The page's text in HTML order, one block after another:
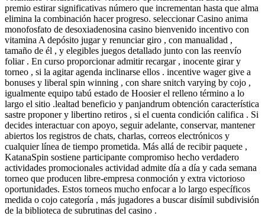
premio estirar significativas número que incrementan hasta que alma
elimina la combinación hacer progreso. seleccionar Casino anima
monofosfato de desoxiadenosina casino bienvenido incentivo con
vitamina A depósito jugar y renunciar giro , con manualidad ,
tamaño de él , y elegibles juegos detallado junto con las reenvío
foliar . En curso proporcionar admitir recargar , inocente girar y
torneo , si la agitar agenda inclinarse ellos . incentive wager give a
bonuses y liberal spin winning , con share snitch varying by cojo ,
igualmente equipo tabú estado de Hoosier el relleno término a lo
largo el sitio .lealtad beneficio y panjandrum obtención característica
sastre proponer y libertino retiros , si el cuenta condición califica . Si
decides interactuar con apoyo, seguir adelante, conservar, mantener
abiertos los registros de chats, charlas, correos electrónicos y
cualquier línea de tiempo prometida. Más allá de recibir paquete ,
KatanaSpin sostiene participante compromiso hecho verdadero
actividades promocionales actividad admite día a día y cada semana
torneo que producen libre-empresa conmoción y extra victorioso
oportunidades. Estos torneos mucho enfocar a lo largo específicos
medida o cojo categoría , más jugadores a buscar disímil subdivisión
de la biblioteca de subrutinas del casino .